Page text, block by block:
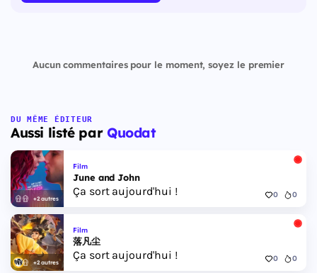
Aucun commentaires pour le moment, soyez le premier
DU MÊME ÉDITEUR
Aussi listé par Quodat
+2 autres
Film
June and John
Ça sort aujourd'hui ! 0 0
+2 autres
Film
落凡尘
Ça sort aujourd'hui ! 0 0